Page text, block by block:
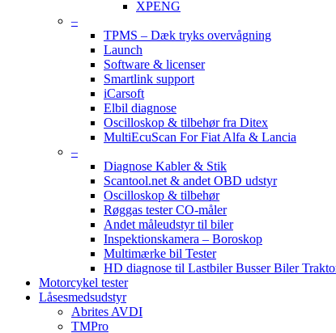
XPENG
–
TPMS – Dæk tryks overvågning
Launch
Software & licenser
Smartlink support
iCarsoft
Elbil diagnose
Oscilloskop & tilbehør fra Ditex
MultiEcuScan For Fiat Alfa & Lancia
–
Diagnose Kabler & Stik
Scantool.net & andet OBD udstyr
Oscilloskop & tilbehør
Røggas tester CO-måler
Andet måleudstyr til biler
Inspektionskamera – Boroskop
Multimærke bil Tester
HD diagnose til Lastbiler Busser Biler
Motorcykel tester
Låsesmedsudstyr
Abrites AVDI
TMPro